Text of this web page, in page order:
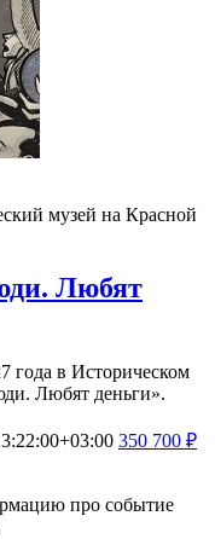
музей на Красной
Любят
года в Историческом
Любят деньги».
350 700 ₽
про событие